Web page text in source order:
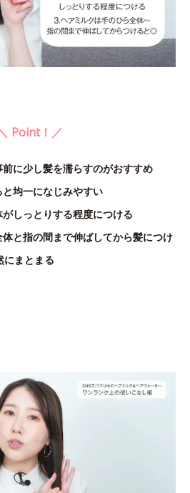
Point！／
に少し髪を濡らすのがおすすめ
均一になじみやすい
しっとりする程度につける
と指の間まで伸ばしてから髪につけ
にまとまる